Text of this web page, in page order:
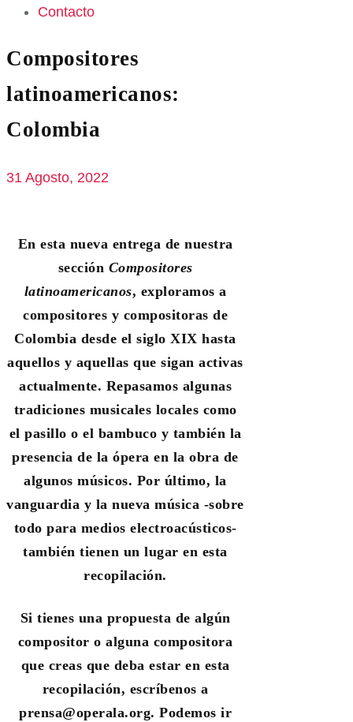
Contacto
Compositores
latinoamericanos:
Colombia
31 Agosto, 2022
En esta nueva entrega de nuestra
sección Compositores
latinoamericanos, exploramos a
compositores y compositoras de
Colombia desde el siglo XIX hasta
aquellos y aquellas que sigan activas
actualmente. Repasamos algunas
tradiciones musicales locales como
el pasillo o el bambuco y también la
presencia de la ópera en la obra de
algunos músicos. Por último, la
vanguardia y la nueva música -sobre
todo para medios electroacústicos-
también tienen un lugar en esta
recopilación.
Si tienes una propuesta de algún
compositor o alguna compositora
que creas que deba estar en esta
recopilación, escríbenos a
prensa@operala.org. Podemos ir